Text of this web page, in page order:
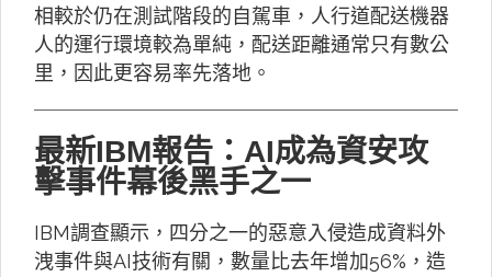
相較於仍在測試階段的自駕車，人行道配送機器
人的運行環境較為單純，配送距離通常只有數公
里，因此更容易率先落地。
最新IBM報告：AI成為資安攻
擊事件幕後黑手之一
IBM調查顯示，四分之一的惡意入侵造成資料外
洩事件與AI技術有關，數量比去年增加56%，造